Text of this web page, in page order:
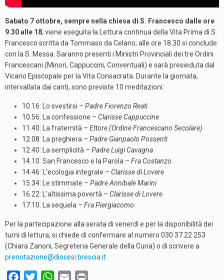
Sabato 7 ottobre, sempre nella chiesa di S. Francesco dalle ore
9.30 alle 18, viene eseguita la Lettura continua della Vita Prima di S.
Francesco scritta da Tommaso da Celano; alle ore 18.30 si conclude
con la S. Messa. Saranno presenti i Ministri Provinciali dei tre Ordini
Francescani (Minori, Cappuccini, Conventuali) e sarà presieduta dal
Vicario Episcopale per la Vita Consacrata. Durante la giornata,
intervallata dai canti, sono previste 10 meditazioni:
10.16: Lo svestirsi – Padre Fiorenzo Reati
10.56: La confessione – Clarisse Cappuccine
11.40: La fraternità – Ettore (Ordine Francescano Secolare)
12.08: La preghiera – Padre Gianpaolo Possenti
12.40: La semplicità – Padre Luigi Cavagna
14.10: San Francesco e la Parola – Fra Costanzo
14.46: L’ecologia integrale – Clarisse di Lovere
15.34: Le stimmate – Padre Annibale Marini
16.22: L’altissima povertà – Clarisse di Lovere
17.10: La sequela – Fra Piergiacomo
Per la partecipazione alla serata di venerdì e per la disponibilità dei
turni di lettura, si chiede di confermare al numero 030 37 22 253
(Chiara Zanoni, Segreteria Generale della Curia) o di scrivere a
prenotazione@diocesi.brescia.it
W